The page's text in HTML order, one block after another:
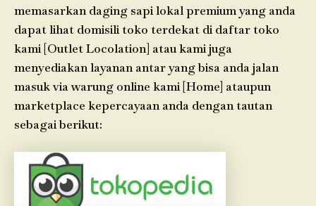
memasarkan daging sapi lokal premium yang anda
dapat lihat domisili toko terdekat di daftar toko
kami [Outlet Locolation] atau kami juga
menyediakan layanan antar yang bisa anda jalan
masuk via warung online kami [Home] ataupun
marketplace kepercayaan anda dengan tautan
sebagai berikut: